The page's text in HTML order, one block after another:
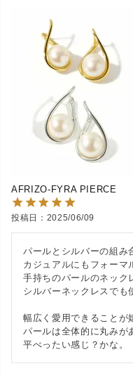
AFRIZO-FYRA PIERCE
投稿日 2025/06/09
パールとシルバーの組み
カジュアルにもフォーマ
手持ちのパールのネック
シルバーネックレスでも
幅広く愛用できることが
パールは全体的に丸みが
平べったい感じ？かな。